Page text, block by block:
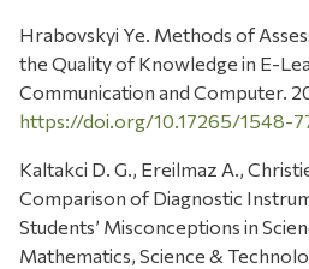
Hrabovskyi Ye. Methods of
the Quality of Knowledge in E-
Communication and Computer.
https://doi.org/10.17265/1548-
Kaltakci D. G., Ereilmaz A.,
Comparison of Diagnostic
Students’ Misconceptions in
Mathematics, Science &